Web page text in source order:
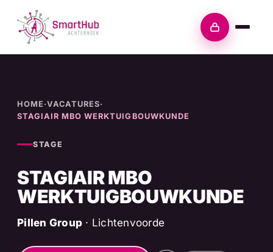
content
Inloggen
HOME ·VACATURES·
STAGIAIR MBO WERKTUIGBOUWKUNDE
STAGE
STAGIAIR MBO
WERKTUIGBOUWKUNDE
Pillen Group · Lichtenvoorde